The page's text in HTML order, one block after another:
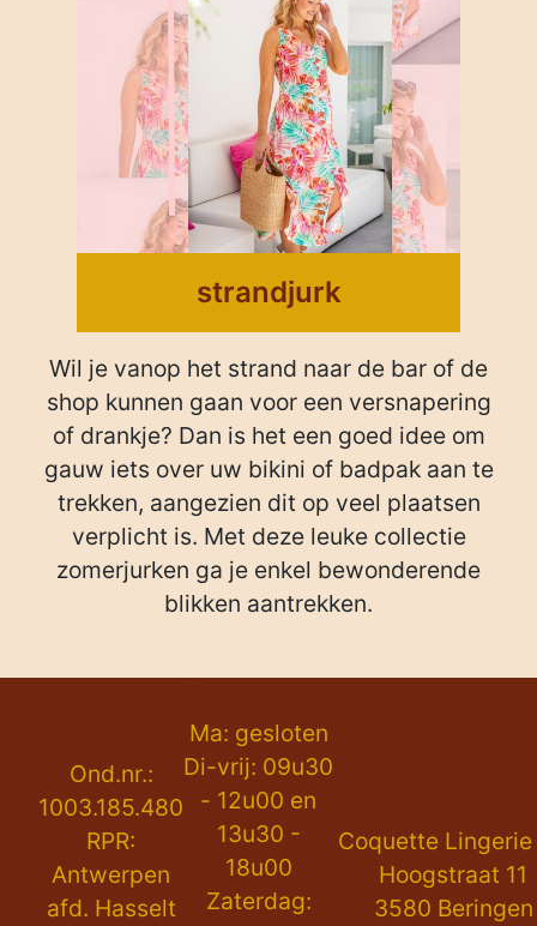
strandjurk
Wil je vanop het strand naar de bar of de
shop kunnen gaan voor een versnapering
of drankje? Dan is het een goed idee om
gauw iets over uw bikini of badpak aan te
trekken, aangezien dit op veel plaatsen
verplicht is. Met deze leuke collectie
zomerjurken ga je enkel bewonderende
blikken aantrekken.
Ond.nr.:
1003.185.480
RPR:
Antwerpen
afd. Hasselt
Ma: gesloten
Di-vrij: 09u30
- 12u00 en
13u30 -
18u00
Zaterdag:
Coquette Lingerie
Hoogstraat 11
3580 Beringen